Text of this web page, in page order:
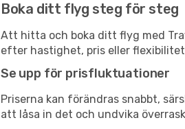
Boka ditt flyg steg för steg
Att hitta och boka ditt flyg med
efter hastighet, pris eller
Se upp för prisfluktuationer
Priserna kan förändras snabbt,
att låsa in det och undvika